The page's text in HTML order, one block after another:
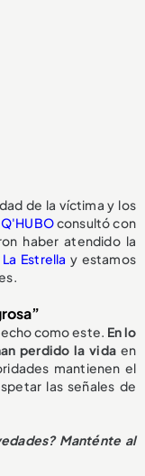
de la víctima y los
Q'HUBOconsultó con
haber atendido la
La Estrella y estamos
como este. En lo
perdido la vida en
mantienen el
las señales de
Manténte al